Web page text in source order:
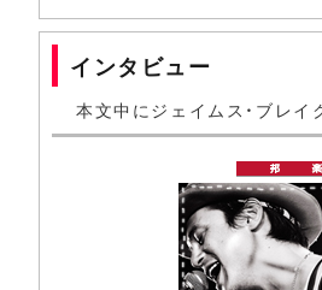
インタビュー
本文中にジェイムス・ブレイ